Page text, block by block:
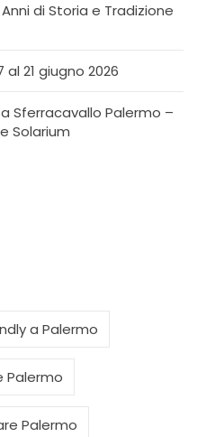
di Storia e Tradizione
al 21 giugno 2026
Sferracavallo Palermo –
Solarium
a Palermo
Palermo
Palermo